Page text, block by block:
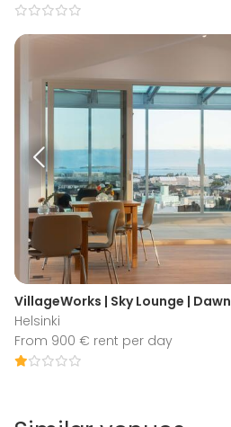
VillageWorks | Sky Lounge | Dawn
Helsinki
From 900 € rent per day